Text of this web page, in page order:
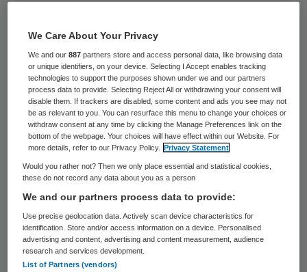
Nederlandse ziekenhuizen hebben geen
geld om een levensreddende scan aan te
schaffen. Deze speciale scan verdubbelt de
We Care About Your Privacy
We and our887 partners store and access personal data, like browsing data
or unique identifiers, on your device. Selecting I Accept enables tracking
technologies to support the purposes shown under we and our partners
process data to provide. Selecting Reject All or withdrawing your consent will
disable them. If trackers are disabled, some content and ads you see may not
be as relevant to you. You can resurface this menu to change your choices or
withdraw consent at any time by clicking the Manage Preferences link on the
bottom of the webpage. Your choices will have effect within our Website. For
more details, refer to our Privacy Policy.
Privacy Statement
Would you rather not? Then we only place essential and statistical cookies,
these do not record any data about you as a person
We and our partners process data to provide:
Use precise geolocation data. Actively scan device characteristics for
identification. Store and/or access information on a device. Personalised
advertising and content, advertising and content measurement, audience
research and services development.
List of Partners (vendors)